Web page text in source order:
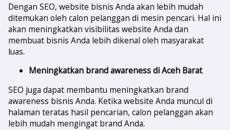
Dengan SEO, website bisnis Anda akan lebih mudah
ditemukan oleh calon pelanggan di mesin pencari. Hal ini
akan meningkatkan visibilitas website Anda dan
membuat bisnis Anda lebih dikenal oleh masyarakat
luas.
Meningkatkan brand awareness diAceh Barat
SEO juga dapat membantu meningkatkan brand
awareness bisnis Anda. Ketika website Anda muncul di
halaman teratas hasil pencarian, calon pelanggan akan
lebih mudah mengingat brand Anda.